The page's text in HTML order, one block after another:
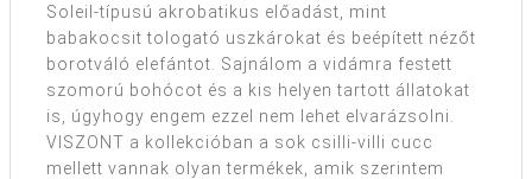
Soleil-típusú akrobatikus előadást, mint
babakocsit tologató uszkárokat és beépített nézőt
borotváló elefántot. Sajnálom a vidámra festett
szomorú bohócot és a kis helyen tartott állatokat
is, úgyhogy engem ezzel nem lehet elvarázsolni.
VISZONT a kollekcióban a sok csilli-villi cucc
mellett vannak olyan termékek, amik szerintem